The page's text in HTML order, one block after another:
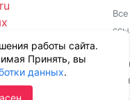
работы сайта.
Принять, вы
данных.